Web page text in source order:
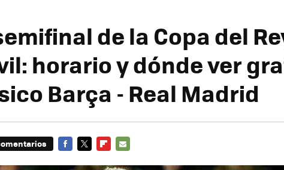
de la Copa del
horario y dónde ver
Barça - Real Madrid